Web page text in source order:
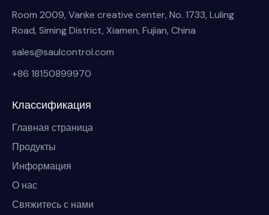
Room 2009, Vanke creative center, No. 1733, Luling
Road, Siming District, Xiamen, Fujian, China
sales@saulcontrol.com
+86 18150899970
Классификация
Главная страница
Продукты
Информация
О нас
Свяжитесь с нами